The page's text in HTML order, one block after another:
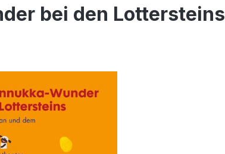
bei den Lottersteins